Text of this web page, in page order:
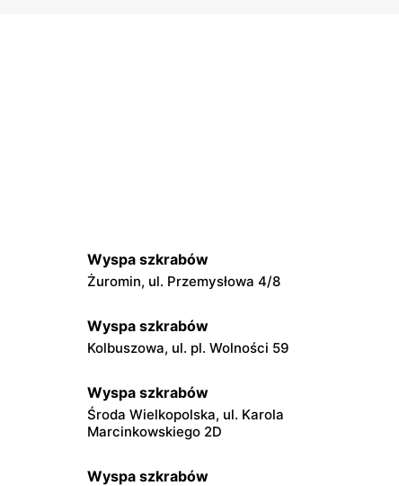
Wyspa szkrabów
Żuromin, ul. Przemysłowa 4/8
Wyspa szkrabów
Kolbuszowa, ul. pl. Wolności 59
Wyspa szkrabów
Środa Wielkopolska, ul. Karola
Marcinkowskiego 2D
Wyspa szkrabów